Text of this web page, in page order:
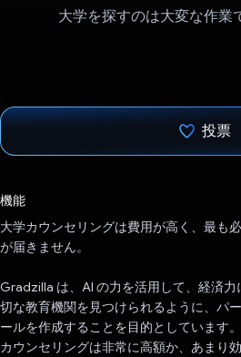
大学を探すのは大変な作業
投票
機能
大学カウンセリングは費用が高く、最も
が届きません。
Gradzilla は、AI の力を活用して、経済
切な教育機関を見つけられるように、パ
ールを作成することを目的としています
カウンセリングは非常に高額か、あまり